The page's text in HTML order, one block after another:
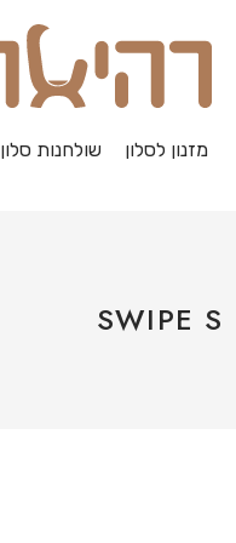
מזנון לסלון שולחנות סלון
SWIPE S